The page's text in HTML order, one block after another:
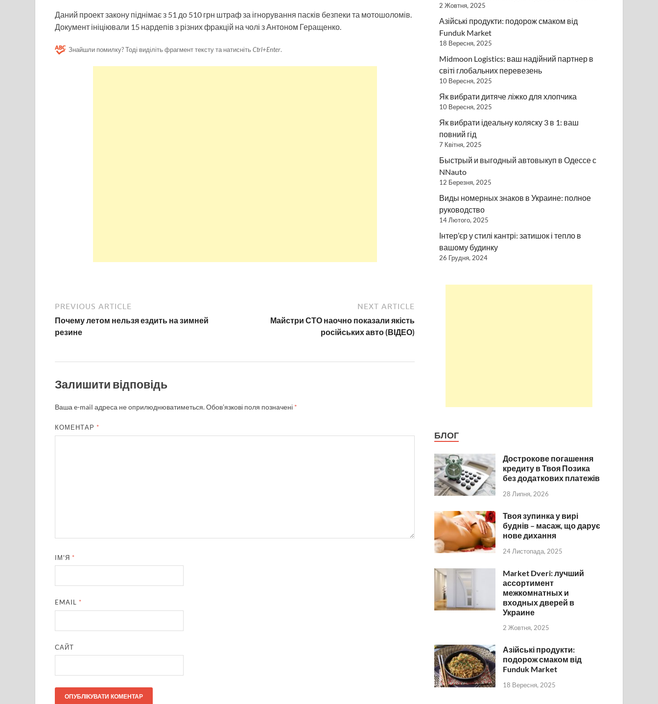
Даний проект закону піднімає з 51 до 510 грн штраф за ігнорування пасків безпеки та мотошоломів.
Документ ініціювали 15 нардепів з різних фракцій на чолі з Антоном Геращенко.
Знайшли помилку? Тоді виділіть фрагмент тексту та натисніть Ctrl+Enter.
PREVIOUS ARTICLE
Почему летом нельзя ездить на зимней
резине
NEXT ARTICLE
Майстри СТО наочно показали якість
російських авто (ВІДЕО)
Залишити відповідь
Ваша e-mail адреса не оприлюднюватиметься.Обов’язкові поля позначені *
КОМЕНТАР *
ІМ'Я *
EMAIL *
САЙТ
2 Жовтня, 2025
Азійські продукти: подорож смаком від
Funduk Market
18 Вересня, 2025
Midmoon Logistics: ваш надійний партнер в
світі глобальних перевезень
10 Вересня, 2025
Як вибрати дитяче ліжко для хлопчика
10 Вересня, 2025
Як вибрати ідеальну коляску 3 в 1: ваш
повний гід
7 Квітня, 2025
Быстрый и выгодный автовыкуп в Одессе с
NNauto
12 Березня, 2025
Виды номерных знаков в Украине: полное
руководство
14 Лютого, 2025
Інтер’єр у стилі кантрі: затишок і тепло в
вашому будинку
26 Грудня, 2024
БЛОГ
Дострокове погашення
кредиту в Твоя Позика
без додаткових платежів
28 Липня, 2026
Твоя зупинка у вирі
буднів – масаж, що дарує
нове дихання
24 Листопада, 2025
Market Dveri: лучший
ассортимент
межкомнатных и
входных дверей в
Украине
2 Жовтня, 2025
Азійські продукти:
подорож смаком від
Funduk Market
18 Вересня, 2025